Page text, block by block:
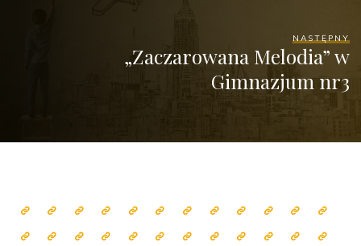
NASTĘPNY
„Zaczarowana Melodia” w
Gimnazjum nr3